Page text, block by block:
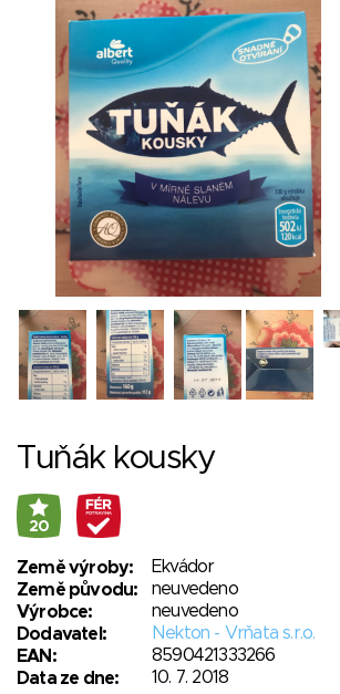
Tuňák kousky
20
Země výroby:
Ekvádor
Země původu:
neuvedeno
Výrobce:
neuvedeno
Dodavatel:
Nekton - Vrňata s.r.o.
EAN:
8590421333266
Data ze dne:
10. 7. 2018